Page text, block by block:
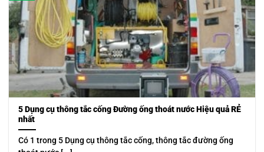
5 Dụng cụ thông tắc cống Đường ống thoát nước Hiệu quả RẺ
nhất
Có 1 trong 5 Dụng cụ thông tắc cống, thông tắc đường ống